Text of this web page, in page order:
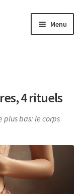
Menu
4 rituels
plus bas: le corps